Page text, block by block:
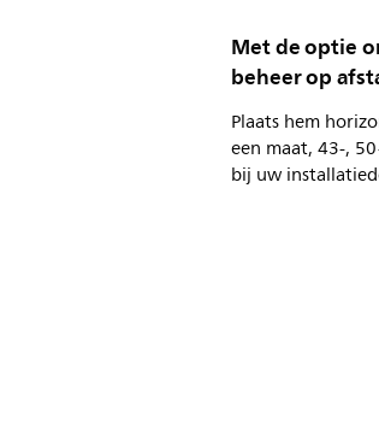
Met de optie
beheer op
Plaats hem
een maat, 43-,
bij uw